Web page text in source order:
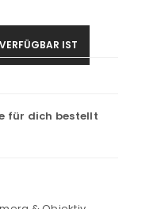
IST
für dich bestellt